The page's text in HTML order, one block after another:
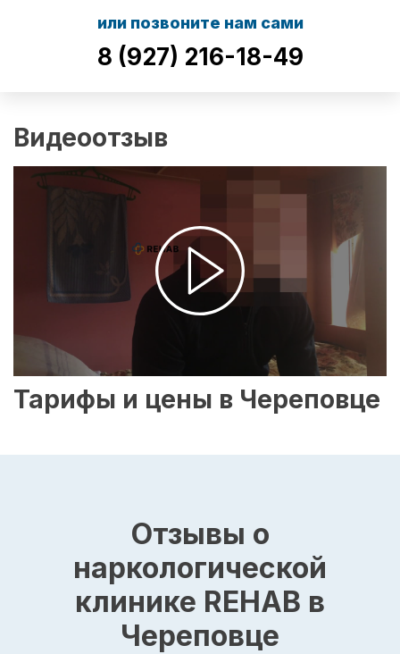
или позвоните нам сами
8 (927) 216-18-49
Видеоотзыв
Тарифы и цены в Череповце
Отзывы о
наркологической
клинике REHAB в
Череповце